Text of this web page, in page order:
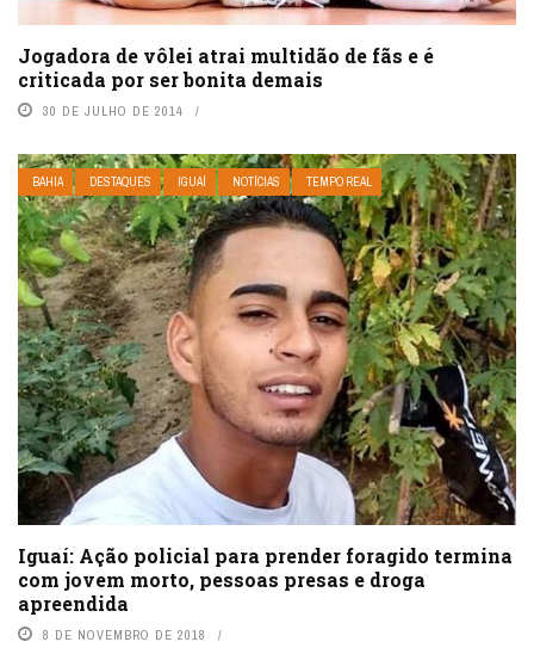
Jogadora de vôlei atrai multidão de fãs e é
criticada por ser bonita demais
30 DE JULHO DE 2014
BAHIA DESTAQUES IGUAÍ NOTÍCIAS TEMPO REAL
Iguaí: Ação policial para prender foragido termina
com jovem morto, pessoas presas e droga
apreendida
8 DE NOVEMBRO DE 2018